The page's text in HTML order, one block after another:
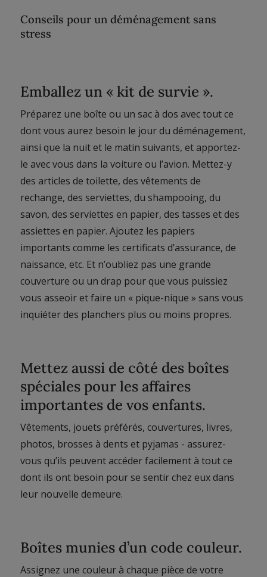
Conseils pour un déménagement sans
stress
Emballez un « kit de survie ».
Préparez une boîte ou un sac à dos avec tout ce
dont vous aurez besoin le jour du déménagement,
ainsi que la nuit et le matin suivants, et apportez-
le avec vous dans la voiture ou l’avion. Mettez-y
des articles de toilette, des vêtements de
rechange, des serviettes, du shampooing, du
savon, des serviettes en papier, des tasses et des
assiettes en papier. Ajoutez les papiers
importants comme les certificats d’assurance, de
naissance, etc. Et n’oubliez pas une grande
couverture ou un drap pour que vous puissiez
vous asseoir et faire un « pique-nique » sans vous
inquiéter des planchers plus ou moins propres.
Mettez aussi de côté des boîtes
spéciales pour les affaires
importantes de vos enfants.
Vêtements, jouets préférés, couvertures, livres,
photos, brosses à dents et pyjamas - assurez-
vous qu’ils peuvent accéder facilement à tout ce
dont ils ont besoin pour se sentir chez eux dans
leur nouvelle demeure.
Boîtes munies d’un code couleur.
Assignez une couleur à chaque pièce de votre